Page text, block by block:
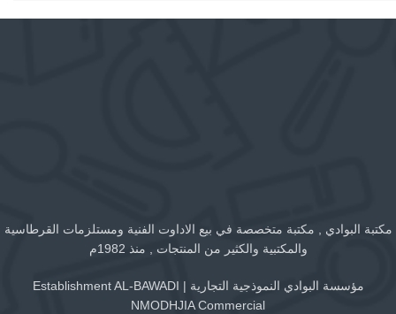
مكتبة البوادي , مكتبة متخصصة في بيع الاداوت الفنية ومستلزمات القرطاسية
والمكتبية والكثير من المنتجات , منذ 1982م
مؤسسة البوادي النموذجية التجارية | Establishment AL-BAWADI
NMODHJIA Commercial